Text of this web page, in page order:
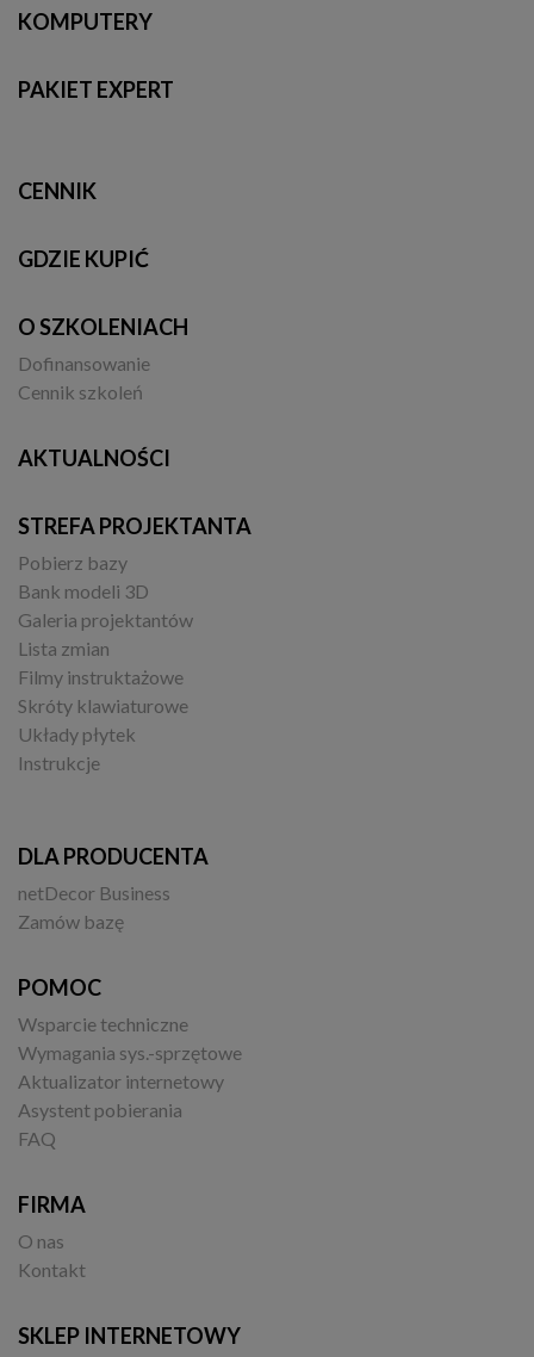
KOMPUTERY
PAKIET EXPERT
CENNIK
GDZIE KUPIĆ
O SZKOLENIACH
Dofinansowanie
Cennik szkoleń
AKTUALNOŚCI
STREFA PROJEKTANTA
Pobierz bazy
Bank modeli 3D
Galeria projektantów
Lista zmian
Filmy instruktażowe
Skróty klawiaturowe
Układy płytek
Instrukcje
DLA PRODUCENTA
netDecor Business
Zamów bazę
POMOC
Wsparcie techniczne
Wymagania sys.-sprzętowe
Aktualizator internetowy
Asystent pobierania
FAQ
FIRMA
O nas
Kontakt
SKLEP INTERNETOWY